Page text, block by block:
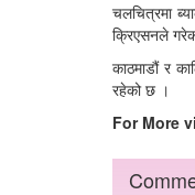
चलचित्रमा
क्रिएसनले
काठमाडौं र
रहेको छ ।
For More